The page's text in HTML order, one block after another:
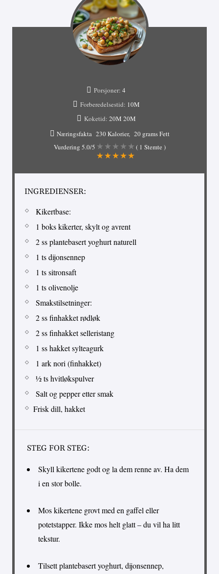
Porsjoner: 4
Forberedelsestid: 10M
Koketid: 20M 20M
Næringsfakta 230 Kalorier
20 grams Fett
Vurdering 5.0/5 ( 1 Stemte )
INGREDIENSER:
Kikertbase:
1 boks kikerter, skylt og avrent
2 ss plantebasert yoghurt naturell
1 ts dijonsennep
1 ts sitronsaft
1 ts olivenolje
Smakstilsetninger:
2 ss finhakket rødløk
2 ss finhakket selleristang
1 ss hakket sylteagurk
1 ark nori (finhakket)
½ ts hvitløkspulver
Salt og pepper etter smak
Frisk dill, hakket
STEG FOR STEG:
Skyll kikertene godt og la dem renne av. Ha dem
i en stor bolle.
Mos kikertene grovt med en gaffel eller
potetstapper. Ikke mos helt glatt – du vil ha litt
tekstur.
Tilsett plantebasert yoghurt, dijonsennep,